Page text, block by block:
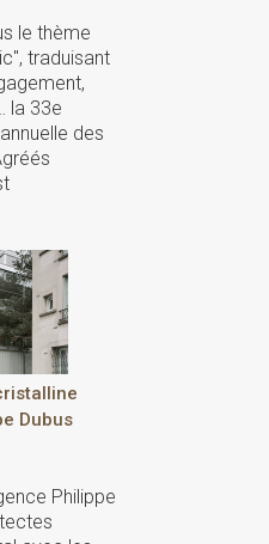
le thème
traduisant
la 33e
des
Dubus
Philippe